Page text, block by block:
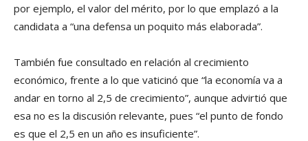
por ejemplo, el valor del mérito, por lo que emplazó a la
candidata a “una defensa un poquito más elaborada”.
También fue consultado en relación al crecimiento
económico, frente a lo que vaticinó que “la economía va a
andar en torno al 2,5 de crecimiento”, aunque advirtió que
esa no es la discusión relevante, pues “el punto de fondo
es que el 2,5 en un año es insuficiente”.